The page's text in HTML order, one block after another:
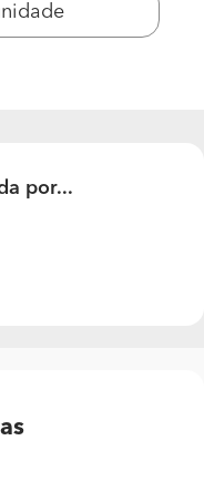
por...